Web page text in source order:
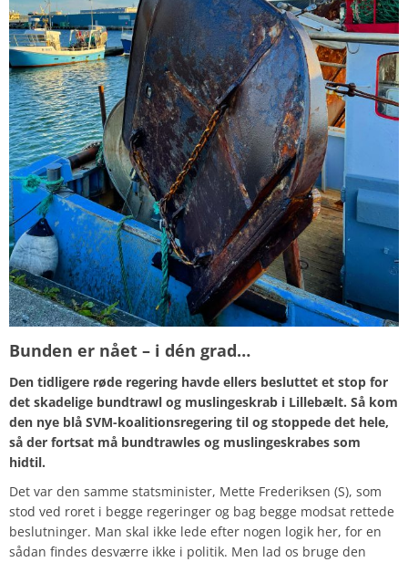
Bunden er nået – i dén grad…
Den tidligere røde regering havde ellers besluttet et stop for
det skadelige bundtrawl og muslingeskrab i Lillebælt. Så kom
den nye blå SVM-koalitionsregering til og stoppede det hele,
så der fortsat må bundtrawles og muslingeskrabes som
hidtil.
Det var den samme statsminister, Mette Frederiksen (S), som
stod ved roret i begge regeringer og bag begge modsat rettede
beslutninger. Man skal ikke lede efter nogen logik her, for en
sådan findes desværre ikke i politik. Men lad os bruge den